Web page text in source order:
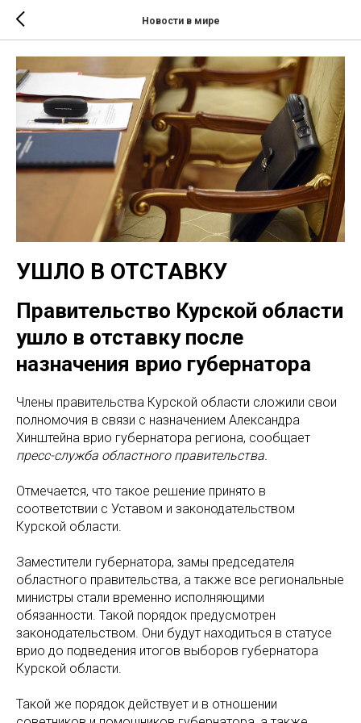
Новости в мире
УШЛО В ОТСТАВКУ
Правительство Курской области
ушло в отставку после
назначения врио губернатора
Члены правительства Курской области сложили свои
полномочия в связи с назначением Александра
Хинштейна врио губернатора региона, сообщает
пресс-служба областного правительства.
Отмечается, что такое решение принято в
соответствии с Уставом и законодательством
Курской области.
Заместители губернатора, замы председателя
областного правительства, а также все региональные
министры стали временно исполняющими
обязанности. Такой порядок предусмотрен
законодательством. Они будут находиться в статусе
врио до подведения итогов выборов губернатора
Курской области.
Такой же порядок действует и в отношении